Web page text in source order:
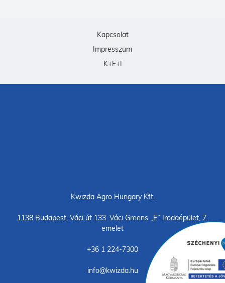
Kapcsolat
Impresszum
K+F+I
Kwizda Agro Hungary Kft.
1138 Budapest, Váci út 133. Váci Greens „E” Irodaépület, 7.
emelet
+36 1 224-7300
info@kwizda.hu